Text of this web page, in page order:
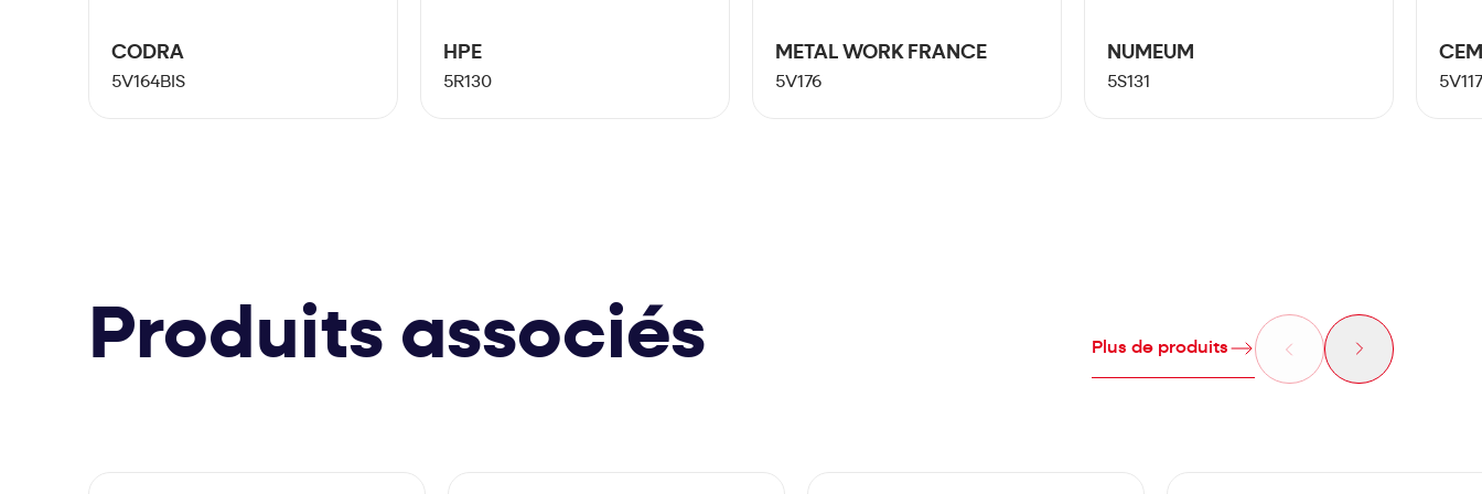
CODRA
5V164BIS
HPE
5R130
METAL WORK FRANCE
5V176
NUMEUM
5S131 5V117
Produits associés Plus de produits